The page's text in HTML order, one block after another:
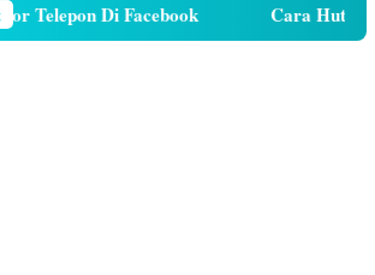
Telepon Di Facebook Cara Hutang